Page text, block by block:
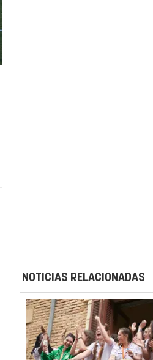
NOTICIAS RELACIONADAS